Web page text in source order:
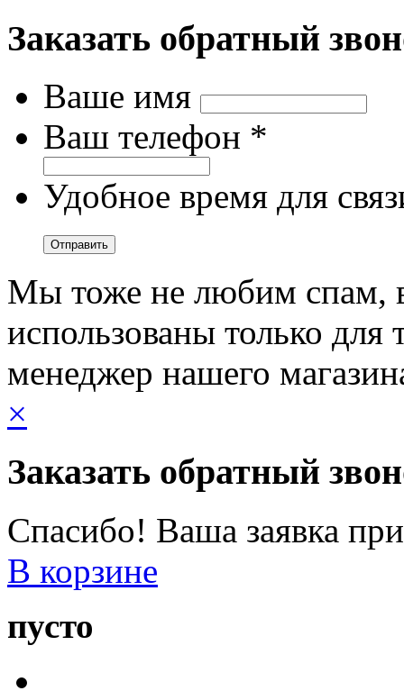
Заказать обратный
Ваше имя
Ваш телефон *
Удобное время для
Мы тоже не любим спам,
использованы только для
менеджер нашего
×
Заказать обратный
Спасибо! Ваша заявка
В корзине
пусто